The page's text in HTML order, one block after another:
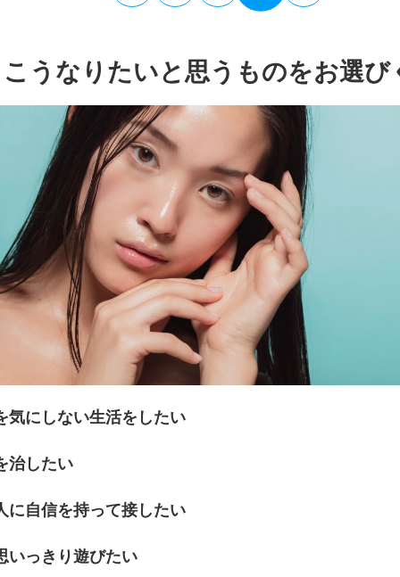
うなりたいと思うものをお選び
気にしない生活をしたい
治したい
に自信を持って接したい
いっきり遊びたい